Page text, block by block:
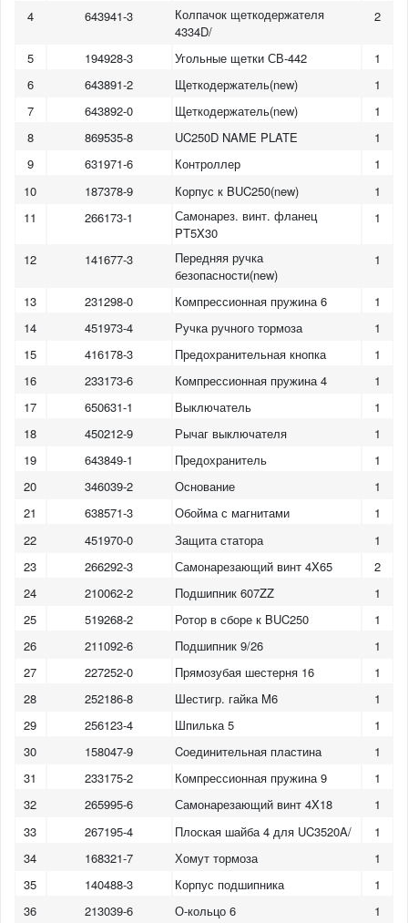
4
643941-3
Колпачок щеткодержателя
4334D/
2
5 194928-3 Угольные щетки СВ-442
1
6
643891-2 Щеткодержатель(new)
1
7
643892-0 Щеткодержатель(new)
1
8
869535-8 UC250D NAME PLATE
1
9
631971-6 Контроллер
1
10
187378-9 Корпус к BUC250(new)
1
11
266173-1
Самонарез. винт. фланец
PT5X30
1
12 141677-3
Передняя ручка
безопасности(new)
1
13 231298-0 Компрессионная пружина 6
1
14
451973-4 Ручка ручного тормоза
1
15
416178-3 Предохранительная кнопка
1
16
233173-6 Компрессионная пружина 4
1
17
650631-1 Выключатель
1
18
450212-9 Рычаг выключателя
1
19
643849-1 Предохранитель
1
20
346039-2 Основание
1
21
638571-3 Обойма с магнитами
1
22
451970-0 Защита статора
1
23
266292-3 Самонарезающий винт 4X65
2
24
210062-2 Подшипник 607ZZ
1
25
519268-2 Ротор в сборе к BUC250
1
26
211092-6 Подшипник 9/26
1
27
227252-0 Прямозубая шестерня 16
1
28
252186-8 Шестигр. гайка M6
1
29
256123-4 Шпилька 5
1
30
158047-9 Cоединительная пластина
1
31
233175-2 Компрессионная пружина 9
1
32
265995-6 Самонарезающий винт 4X18
1
33
267195-4 Плоская шайба 4 для UC3520A/
1
34
168321-7 Хомут тормоза
1
35
140488-3 Корпус подшипника
1
36
213039-6 О-кольцо 6 1